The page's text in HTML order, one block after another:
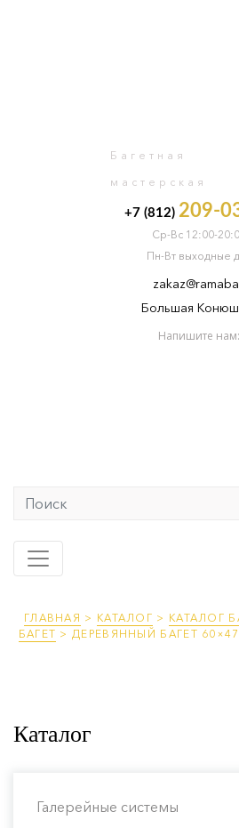
Багетная
мастерская
+7 (812) 209-
Ср-Вс 12:00-
Пн-Вт выходные
Большая
Напишите нам:
ГЛАВНАЯ > КАТАЛОГ > КАТАЛОГ
БАГЕТ >ДЕРЕВЯННЫЙ БАГЕТ
Каталог
Галерейные системы